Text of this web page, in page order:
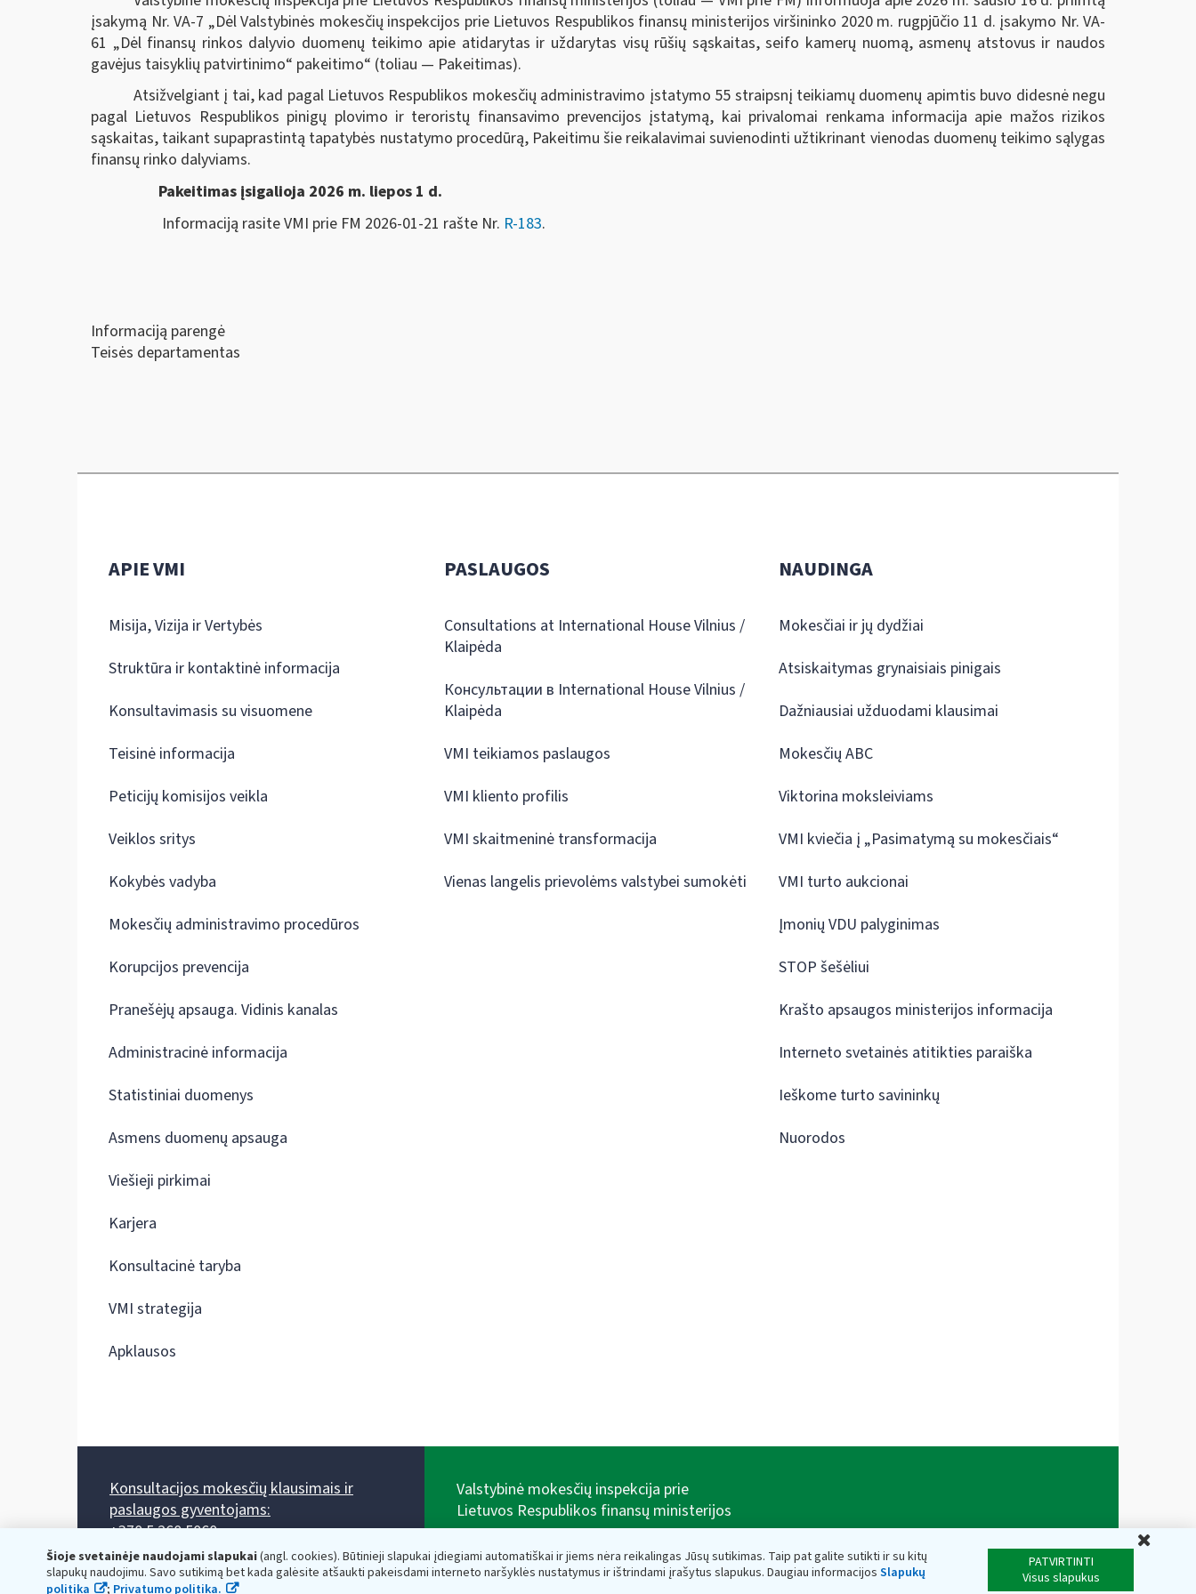
įsakymą Nr. VA-7 „Dėl Valstybinės mokesčių inspekcijos prie Lietuvos Respublikos finansų ministerijos viršininko 2020 m. rugpjūčio 11 d. įsakymo Nr. VA-
61 „Dėl finansų rinkos dalyvio duomenų teikimo apie atidarytas ir uždarytas visų rūšių sąskaitas, seifo kamerų nuomą, asmenų atstovus ir naudos
gavėjus taisyklių patvirtinimo“ pakeitimo“ (toliau — Pakeitimas).
Atsižvelgiant į tai, kad pagal Lietuvos Respublikos mokesčių administravimo įstatymo 55 straipsnį teikiamų duomenų apimtis buvo didesnė negu
pagal Lietuvos Respublikos pinigų plovimo ir teroristų finansavimo prevencijos įstatymą, kai privalomai renkama informacija apie mažos rizikos
sąskaitas, taikant supaprastintą tapatybės nustatymo procedūrą, Pakeitimu šie reikalavimai suvienodinti užtikrinant vienodas duomenų teikimo sąlygas
finansų rinko dalyviams.
Pakeitimas įsigalioja 2026 m. liepos 1 d.
Informaciją rasite VMI prie FM 2026-01-21 rašte Nr. R-183.
Informaciją parengė
Teisės departamentas
Šioje svetainėje naudojami slapukai(angl. cookies). Būtinieji slapukai įdiegiami automatiškai ir jiems nėra reikalingas Jūsų sutikimas. Taip pat galite sutikti ir su kitų
slapukų naudojimu. Savo sutikimą bet kada galėsite atšaukti pakeisdami interneto naršyklės nustatymus ir ištrindami įrašytus slapukus. Daugiau informacijos Slapukų
politika
; Privatumo politika.
PATVIRTINTI
Visus slapukus
APIE VMI
Misija, Vizija ir Vertybės
Struktūra ir kontaktinė informacija
Konsultavimasis su visuomene
Teisinė informacija
Peticijų komisijos veikla
Veiklos sritys
Kokybės vadyba
Mokesčių administravimo procedūros
Korupcijos prevencija
Pranešėjų apsauga. Vidinis kanalas
Administracinė informacija
Statistiniai duomenys
Asmens duomenų apsauga
Viešieji pirkimai
Karjera
Konsultacinė taryba
VMI strategija
Apklausos
PASLAUGOS
Consultations at International House Vilnius /
Klaipėda
Консультации в International House Vilnius /
Klaipėda
VMI teikiamos paslaugos
VMI kliento profilis
VMI skaitmeninė transformacija
Vienas langelis prievolėms valstybei sumokėti
NAUDINGA
Mokesčiai ir jų dydžiai
Atsiskaitymas grynaisiais pinigais
Dažniausiai užduodami klausimai
Mokesčių ABC
Viktorina moksleiviams
VMI kviečia į „Pasimatymą su mokesčiais“
VMI turto aukcionai
Įmonių VDU palyginimas
STOP šešėliui
Krašto apsaugos ministerijos informacija
Interneto svetainės atitikties paraiška
Ieškome turto savininkų
Nuorodos
Konsultacijos mokesčių klausimais ir
paslaugos gyventojams:
+370 5 260 5060
Darbo laikas: I-IV 8.00-17.00, V 8.00-15.45.
Prieššventinę dieną - viena valanda trumpiau.
Kiekvieno mėnesio antrą penktadienį 8.00 val. - 12.00 val.
Valstybinė mokesčių inspekcija prie
Lietuvos Respublikos finansų ministerijos
adresas: Vasario 16-osios g. 14, 01107 Vilnius, Lietuva,
el.paštas:vmi@vmi.lt, E. pristatymo dėžutės adresas